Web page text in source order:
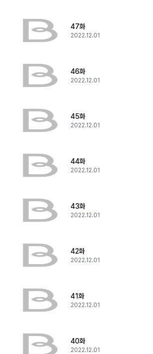
47화
2022.12.01
46화
2022.12.01
45화
2022.12.01
44화
2022.12.01
43화
2022.12.01
42화
2022.12.01
41화
2022.12.01
40화
2022.12.01